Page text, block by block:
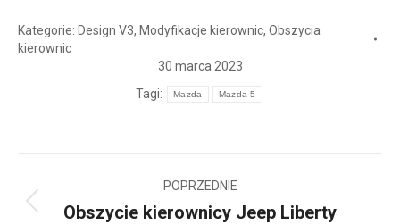
Kategorie: Design V3, Modyfikacje kierownic, Obszycia
kierownic
30 marca 2023
Tagi:
Mazda Mazda 5
wpisów
POPRZEDNIE
Poprzedni
Obszycie kierownicy Jeep Liberty